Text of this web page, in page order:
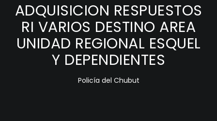
ADQUISICION RESPUESTOS
RI VARIOS DESTINO AREA
UNIDAD REGIONAL ESQUEL
Y DEPENDIENTES
Policía del Chubut